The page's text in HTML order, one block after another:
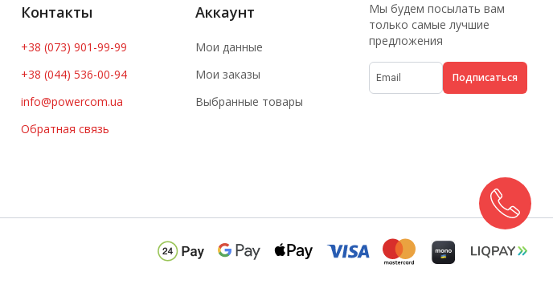
Контакты
+38 (073) 901-99-99
+38 (044) 536-00-94
info@powercom.ua
Обратная связь
Аккаунт
Мои данные
Мои заказы
Выбранные товары
Мы будем посылать вам
только самые лучшие
предложения
Подписаться